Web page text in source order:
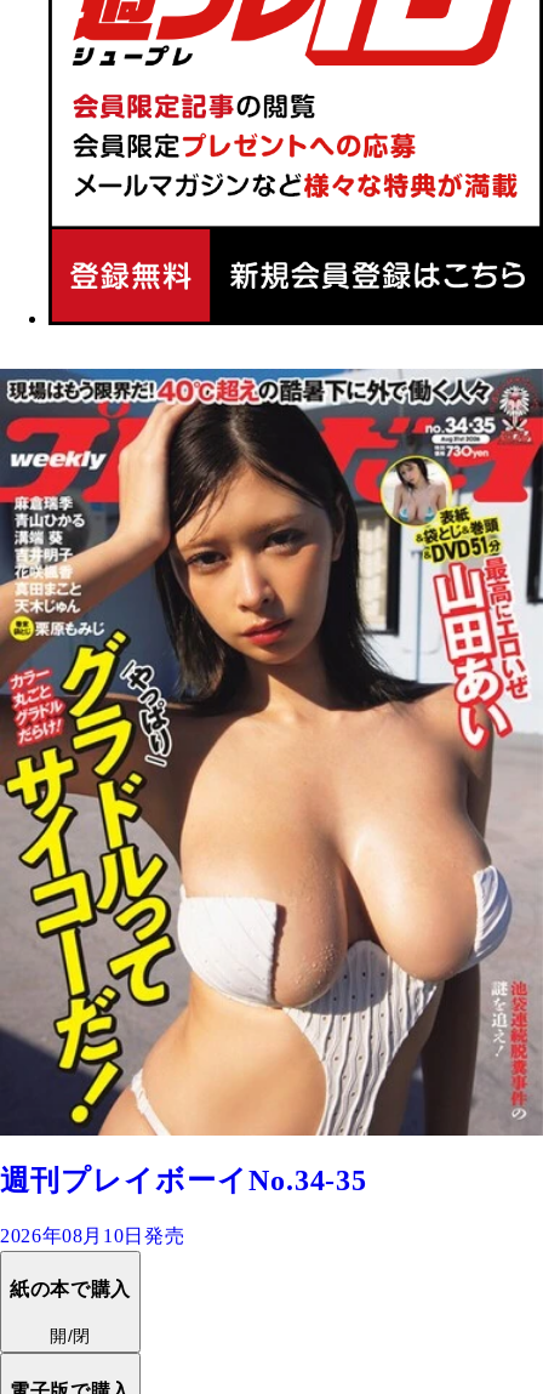
週刊プレイボーイNo.34-35
2026年08月10日発売
紙の本で購入
開/閉